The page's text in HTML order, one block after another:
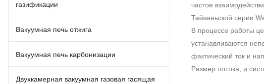
газификации
Вакуумная печь отжига
Вакуумная печь карбонизации
Двухкамерная вакуумная газовая гасящая
частое
Тайваньской серии
В процессе работы
устанавливаются
фактический ток и
Размер потока, и